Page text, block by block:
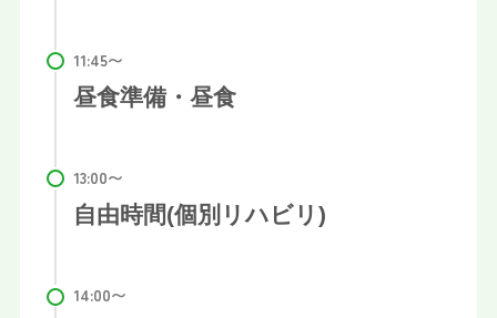
昼食準備・昼食
自由時間(個別リハビリ)